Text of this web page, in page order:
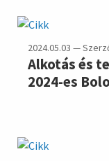
2024.05.03 —
Alkotás és
2024-es